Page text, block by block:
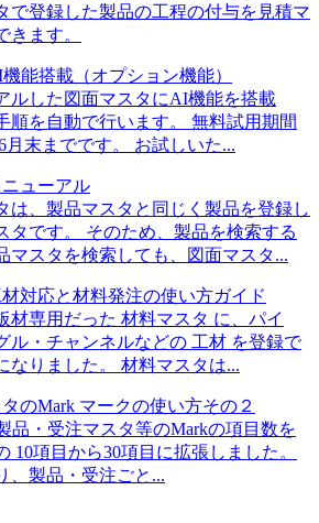
で登録した製品の工程の付与を見積マ
きます。
能搭載（オプション機能）
ルした図面マスタにAI機能を搭載
順を自動で行います。 無料試用期間
月末までです。 お試しいた...
ューアル
は、製品マスタと同じく製品を登録し
タです。 そのため、製品を検索する
マスタを検索しても、図面マスタ...
対応と材料発注の使い方ガイド
材専用だった 材料マスタ に、パイ
ル・チャンネルなどの 工材 を登録で
なりました。 材料マスタは...
のMark マークの使い方その２
品・受注マスタ等のMarkの項目数を
10項目から30項目に拡張しました。
、製品・受注ごと...